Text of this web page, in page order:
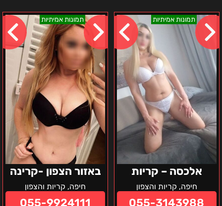
תמונות אמיתיות
אלכסה – קריות
חיפה, קריות והצפון
055-3143988
אלכסה
–
קריות
תמונות אמיתיות
באזור הצפון -קרינה
חיפה, קריות והצפון
055-9924111
באזור
הצפון
-
קרינה